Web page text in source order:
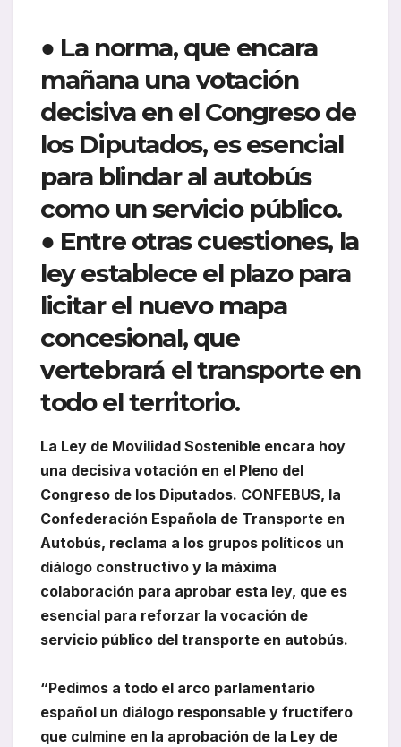
● La norma, que encara
mañana una votación
decisiva en el Congreso de
los Diputados, es esencial
para blindar al autobús
como un servicio público.
● Entre otras cuestiones, la
ley establece el plazo para
licitar el nuevo mapa
concesional, que
vertebrará el transporte en
todo el territorio.
La Ley de Movilidad Sostenible encara hoy
una decisiva votación en el Pleno del
Congreso de los Diputados. CONFEBUS, la
Confederación Española de Transporte en
Autobús, reclama a los grupos políticos un
diálogo constructivo y la máxima
colaboración para aprobar esta ley, que es
esencial para reforzar la vocación de
servicio público del transporte en autobús.
“Pedimos a todo el arco parlamentario
español un diálogo responsable y fructífero
que culmine en la aprobación de la Ley de